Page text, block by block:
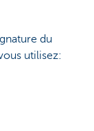
du
utilisez: